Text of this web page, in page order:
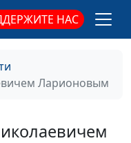
НАС
Ларионовым